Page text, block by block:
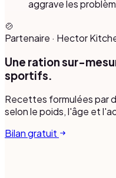
aggrave les
🍲
Partenaire · Hector
Une ration sur-
sportifs.
Recettes formulées par
selon le poids, l'âge et
Bilan gratuit